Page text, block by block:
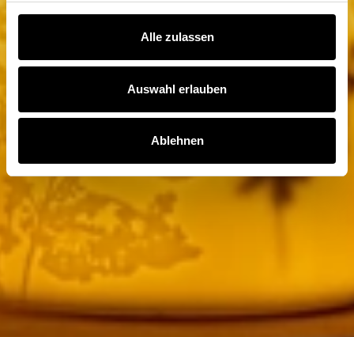
Alle zulassen
Auswahl erlauben
Ablehnen